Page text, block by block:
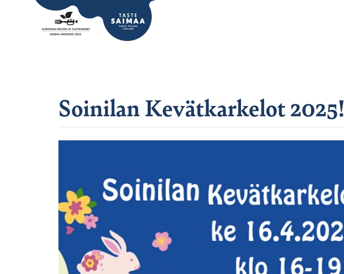
Soinilan Kevätkarkelot 2025!